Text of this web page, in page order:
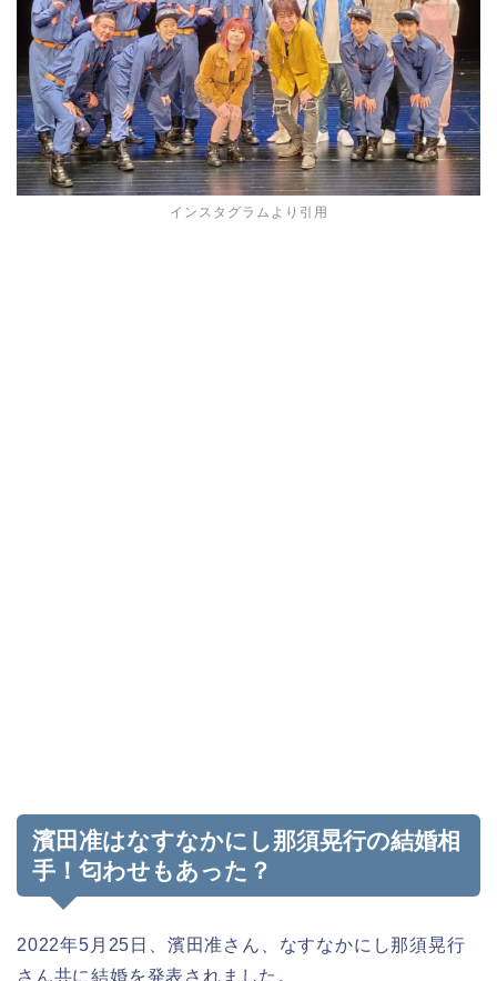
インスタグラムより引用
濱田准はなすなかにし那須晃行の結婚相
手！匂わせもあった？
2022年5月25日、濱田准さん、なすなかにし那須晃行
さん共に結婚を発表されました。